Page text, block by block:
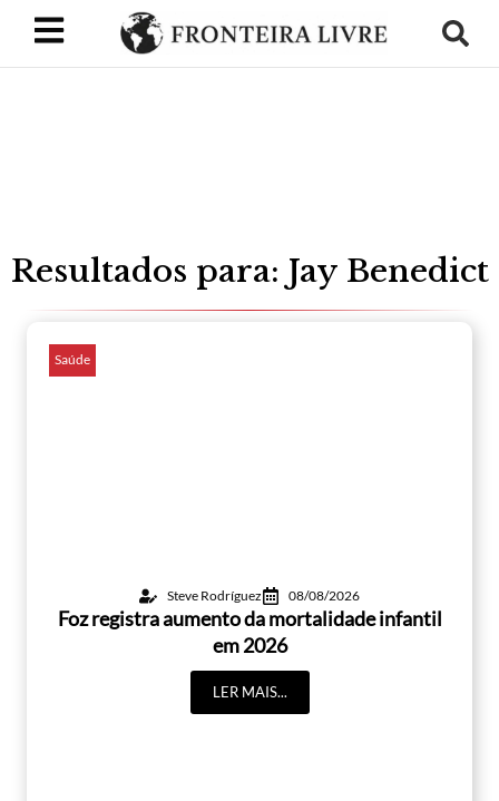
Resultados para: Jay Benedict
Saúde
Steve Rodríguez 08/08/2026
Foz registra aumento da mortalidade infantil
em 2026
LER MAIS...